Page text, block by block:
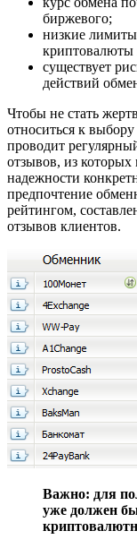
биржевого;
низкие
криптовалюты
существует
действий
Чтобы не стать
относиться к
проводит
отзывов, из
надежности
предпочтение
рейтингом,
отзывов клиентов.
Важно: для
уже должен